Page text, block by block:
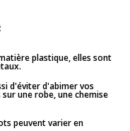
plastique, elles sont
d'éviter d'abimer vos
une robe, une chemise
peuvent varier en